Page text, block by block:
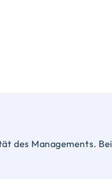
des Managements. Bei